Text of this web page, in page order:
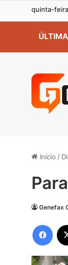
quinta-
Início /
Genefax